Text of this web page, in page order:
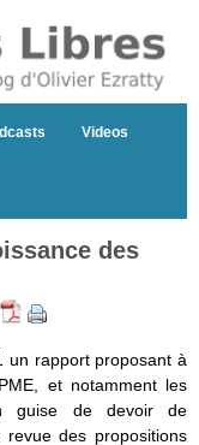
Videos
des
rapport proposant à
et notamment les
guise de devoir de
des propositions